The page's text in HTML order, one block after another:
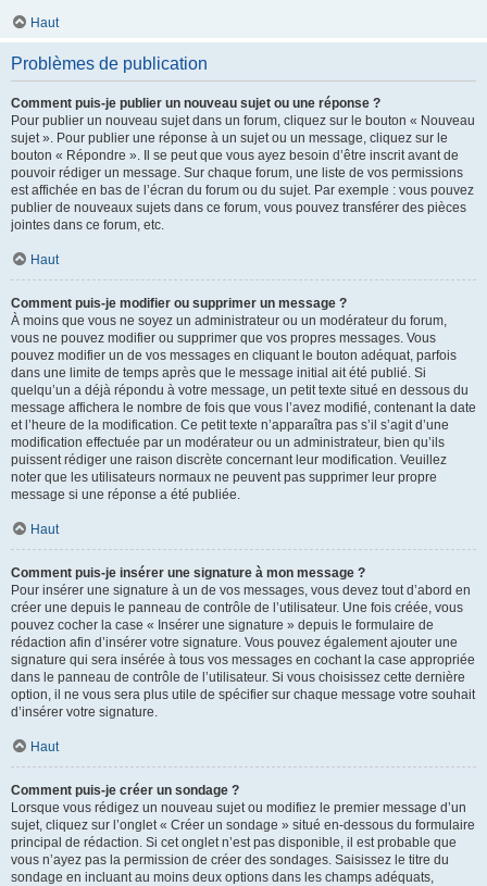
Haut
Problèmes de publication
Comment puis-je publier un nouveau sujet ou une réponse ?
Pour publier un nouveau sujet dans un forum, cliquez sur le bouton « Nouveau
sujet ». Pour publier une réponse à un sujet ou un message, cliquez sur le
bouton « Répondre ». Il se peut que vous ayez besoin d’être inscrit avant de
pouvoir rédiger un message. Sur chaque forum, une liste de vos permissions
est affichée en bas de l’écran du forum ou du sujet. Par exemple : vous pouvez
publier de nouveaux sujets dans ce forum, vous pouvez transférer des pièces
jointes dans ce forum, etc.
Haut
Comment puis-je modifier ou supprimer un message ?
À moins que vous ne soyez un administrateur ou un modérateur du forum,
vous ne pouvez modifier ou supprimer que vos propres messages. Vous
pouvez modifier un de vos messages en cliquant le bouton adéquat, parfois
dans une limite de temps après que le message initial ait été publié. Si
quelqu’un a déjà répondu à votre message, un petit texte situé en dessous du
message affichera le nombre de fois que vous l’avez modifié, contenant la date
et l’heure de la modification. Ce petit texte n’apparaîtra pas s’il s’agit d’une
modification effectuée par un modérateur ou un administrateur, bien qu’ils
puissent rédiger une raison discrète concernant leur modification. Veuillez
noter que les utilisateurs normaux ne peuvent pas supprimer leur propre
message si une réponse a été publiée.
Haut
Comment puis-je insérer une signature à mon message ?
Pour insérer une signature à un de vos messages, vous devez tout d’abord en
créer une depuis le panneau de contrôle de l’utilisateur. Une fois créée, vous
pouvez cocher la case « Insérer une signature » depuis le formulaire de
rédaction afin d’insérer votre signature. Vous pouvez également ajouter une
signature qui sera insérée à tous vos messages en cochant la case appropriée
dans le panneau de contrôle de l’utilisateur. Si vous choisissez cette dernière
option, il ne vous sera plus utile de spécifier sur chaque message votre souhait
d’insérer votre signature.
Haut
Comment puis-je créer un sondage ?
Lorsque vous rédigez un nouveau sujet ou modifiez le premier message d’un
sujet, cliquez sur l’onglet « Créer un sondage » situé en-dessous du formulaire
principal de rédaction. Si cet onglet n’est pas disponible, il est probable que
vous n’ayez pas la permission de créer des sondages. Saisissez le titre du
sondage en incluant au moins deux options dans les champs adéquats,